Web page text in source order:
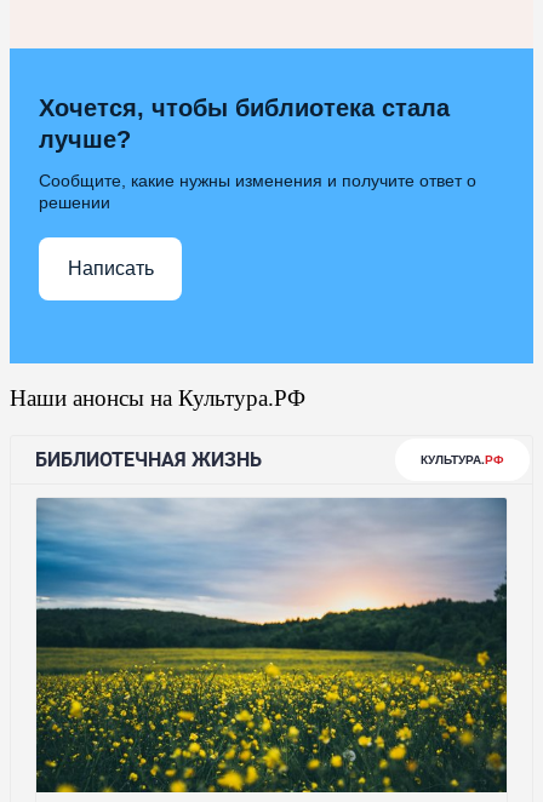
Хочется, чтобы библиотека стала
лучше?
Сообщите, какие нужны изменения и получите ответ о
решении
Написать
Наши анонсы на Культура.РФ